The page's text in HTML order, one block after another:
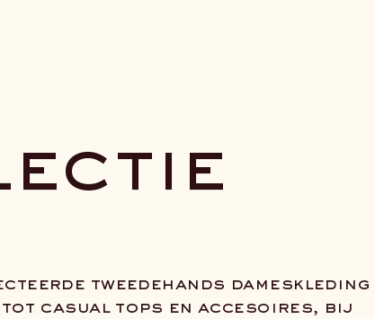
tweedehands dameskleding
casual tops en accesoires, bij